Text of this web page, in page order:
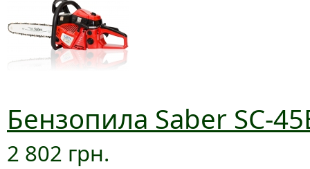
Бензопила Saber SC-
2 802 грн.